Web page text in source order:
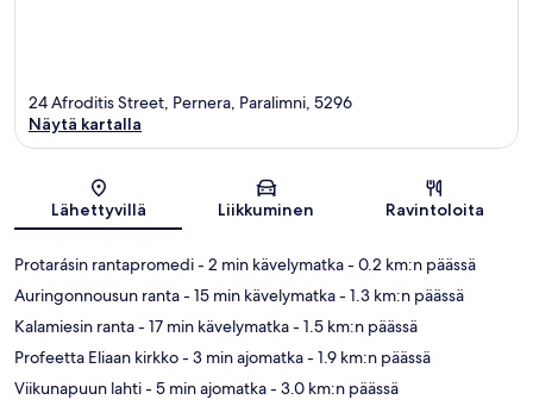
Kartta
24 Afroditis Street, Pernera, Paralimni, 5296
Näytä kartalla
Lähettyvillä Liikkuminen Ravintoloita
Protarásin rantapromedi- 2 min kävelymatka- 0.2 km:n päässä
Auringonnousun ranta- 15 min kävelymatka- 1.3 km:n päässä
Kalamiesin ranta- 17 min kävelymatka- 1.5 km:n päässä
Profeetta Eliaan kirkko- 3 min ajomatka- 1.9 km:n päässä
Viikunapuun lahti- 5 min ajomatka- 3.0 km:n päässä